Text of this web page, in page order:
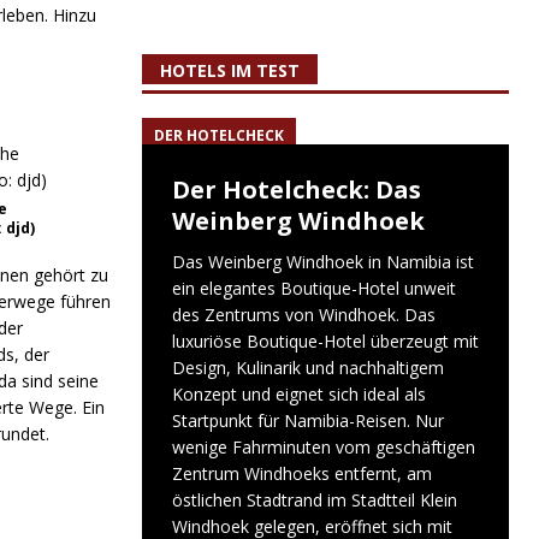
Hinzu
djd)
gehört zu
führen
der
sind seine
Wege. Ein
HOTELS IM TEST
DER HOTELCHECK
Der Hotelcheck: Das
Weinberg Windhoek
Das Weinberg Windhoek in Namibia ist
ein elegantes Boutique-Hotel unweit
des Zentrums von Windhoek. Das
luxuriöse Boutique-Hotel überzeugt mit
Design, Kulinarik und nachhaltigem
Konzept und eignet sich ideal als
Startpunkt für Namibia-Reisen. Nur
wenige Fahrminuten vom geschäftigen
Zentrum Windhoeks entfernt, am
östlichen Stadtrand im Stadtteil Klein
Windhoek gelegen, eröffnet sich mit